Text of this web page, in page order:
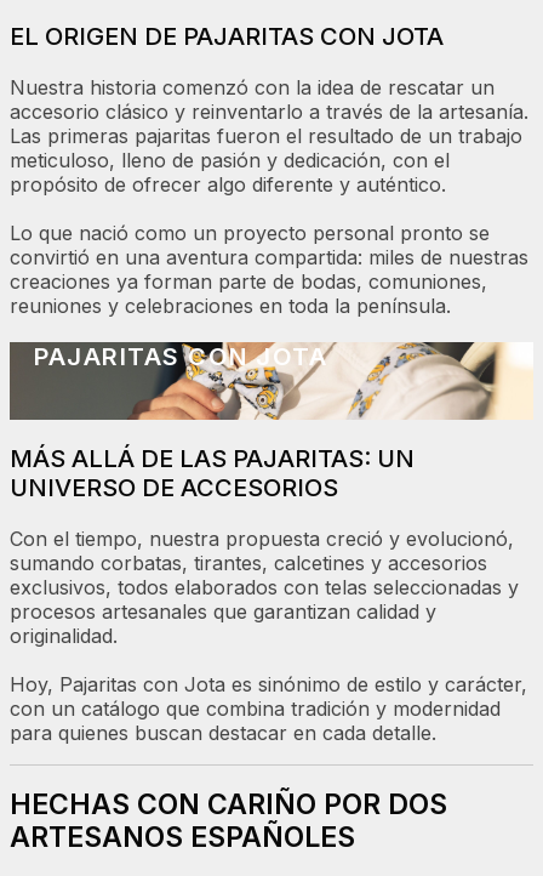
EL ORIGEN DE PAJARITAS CON JOTA
Nuestra historia comenzó con la idea de rescatar un
accesorio clásico y reinventarlo a través de la artesanía.
Las primeras pajaritas fueron el resultado de un trabajo
meticuloso, lleno de pasión y dedicación, con el
propósito de ofrecer algo diferente y auténtico.
Lo que nació como un proyecto personal pronto se
convirtió en una aventura compartida: miles de nuestras
creaciones ya forman parte de bodas, comuniones,
reuniones y celebraciones en toda la península.
PAJARITAS CON JOTA
MÁS ALLÁ DE LAS PAJARITAS: UN
UNIVERSO DE ACCESORIOS
Con el tiempo, nuestra propuesta creció y evolucionó,
sumando corbatas, tirantes, calcetines y accesorios
exclusivos, todos elaborados con telas seleccionadas y
procesos artesanales que garantizan calidad y
originalidad.
Hoy, Pajaritas con Jota es sinónimo de estilo y carácter,
con un catálogo que combina tradición y modernidad
para quienes buscan destacar en cada detalle.
HECHAS CON CARIÑO POR DOS
ARTESANOS ESPAÑOLES